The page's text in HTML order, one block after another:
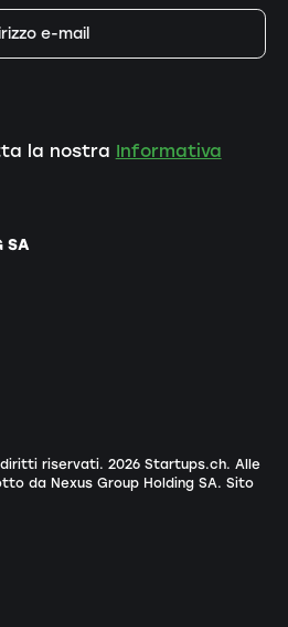
SA
la nostra Informativa
riservati. 2026Startups.ch. Alle
da Nexus Group Holding SA. Sito